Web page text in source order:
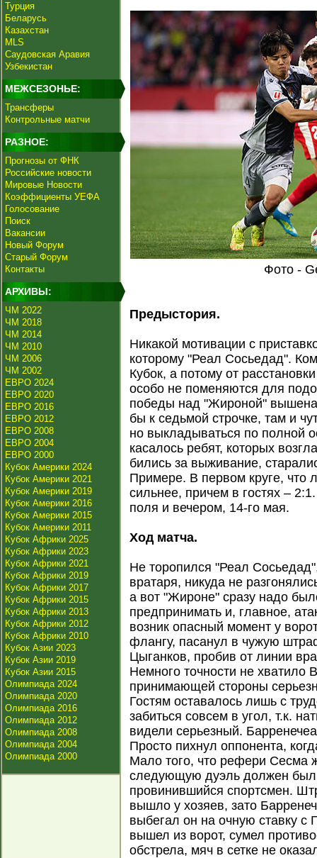
Турция
Беларусь
Казахстан
MLS
Саудовская Аравия
Узбекистан
МЕЖСЕЗОНЬЕ:
Трансферы
Контрольные матчи
РАЗНОЕ:
Прогнозы от ФНК
Российские новости
Мировые Новости
Коэффициенты УЕФА
Голосование
Поиск
Вакансии
Новый Форум
Старый Форум
Контакты
АРХИВЫ:
ЧМ 2022
ЧМ 2018
ЧМ 2014
ЧМ 2010
ЧМ 2006
ЧМ 2002
ЕВРО 2024
ЕВРО 2020
ЕВРО 2016
ЕВРО 2012
ЕВРО 2008
ЕВРО 2004
ЕВРО 2000
Кубок Америки 2024
Кубок Америки 2021
Кубок Америки 2019
Кубок Америки 2016
Кубок Америки 2015
Кубок Америки 2011
Кубок Африки 2025
Кубок Африки 2023
Кубок Африки 2021
Кубок Африки 2019
Кубок Африки 2017
Кубок Африки 2015
Кубок Африки 2013
Кубок Африки 2012
Кубок Африки 2010
Кубок Азии 2023
Кубок Азии 2019
Кубок Азии 2015
Олимпиада 2024
Олимпиада 2020
Олимпиада 2016
Олимпиада 2012
Олимпиада 2008
Олимпиада 2004
Олимпиада 2000
Фото -
Предыстория.
Никакой мотивации с
которому "Реал Сосьедад".
Кубок, а потому от
особо не поменяются для
победы над "Жироной"
бы к седьмой строчке, там и
но выкладываться по полной
касалось ребят, которых
бились за выживание,
Примере. В первом круге, что
сильнее, причем в гостях –
поля и вечером, 14-го мая.
Ход матча.
Не торопился "Реал
вратаря, никуда не
а вот "Жироне" сразу надо
предпринимать и, главное,
возник опасный момент у
флангу, пасанул в чужую
Цыганков, пробив от линии
Немного точности не хватило
принимающей стороны
Гостям оставалось лишь с
забиться совсем в угол, т.к.
видели серьезный.
Просто пихнул оппонента,
Мало того, что рефери Сесма
следующую дуэль должен был
провинившийся спортсмен.
вышло у хозяев, зато
выбегал он на очную ставку с
вышел из ворот, сумел
обстрела, мяч в сетке не